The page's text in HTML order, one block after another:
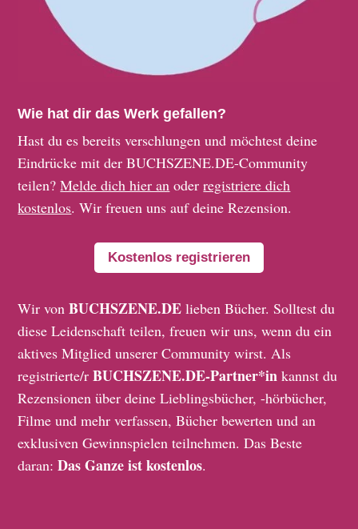
Wie hat dir das Werk gefallen?
Hast du es bereits verschlungen und möchtest deine
Eindrücke mit der BUCHSZENE.DE-Community
teilen?Melde dich hier an oderregistriere dich
kostenlos. Wir freuen uns auf deine Rezension.
Kostenlos registrieren
Wir vonBUCHSZENE.DE lieben Bücher. Solltest du
diese Leidenschaft teilen, freuen wir uns, wenn du ein
aktives Mitglied unserer Community wirst. Als
registrierte/rBUCHSZENE.DE-Partner*in kannst du
Rezensionen über deine Lieblingsbücher, -hörbücher,
Filme und mehr verfassen, Bücher bewerten und an
exklusiven Gewinnspielen teilnehmen. Das Beste
daran:Das Ganze ist kostenlos.